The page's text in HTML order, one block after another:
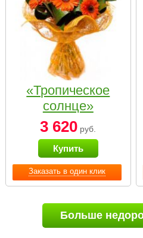
Заказать в один клик
«Тропическое
солнце»
3 620 руб.
Купить
Больше